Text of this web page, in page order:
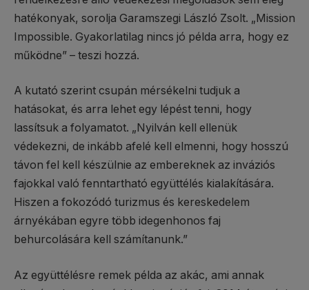
hatékonyak, sorolja Garamszegi László Zsolt. „Mission
Impossible. Gyakorlatilag nincs jó példa arra, hogy ez
működne” – teszi hozzá.
A kutató szerint csupán mérsékelni tudjuk a
hatásokat, és arra lehet egy lépést tenni, hogy
lassítsuk a folyamatot. „Nyilván kell ellenük
védekezni, de inkább afelé kell elmenni, hogy hosszú
távon fel kell készülnie az embereknek az inváziós
fajokkal való fenntartható együttélés kialakítására.
Hiszen a fokozódó turizmus és kereskedelem
árnyékában egyre több idegenhonos faj
behurcolására kell számítanunk.”
Az együttélésre remek példa az akác, ami annak